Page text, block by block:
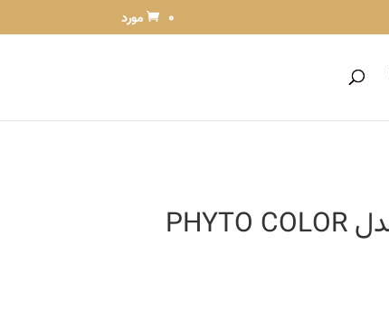
0 مورد
کیت رنگ مو فیتو مدل PHYTO COLOR